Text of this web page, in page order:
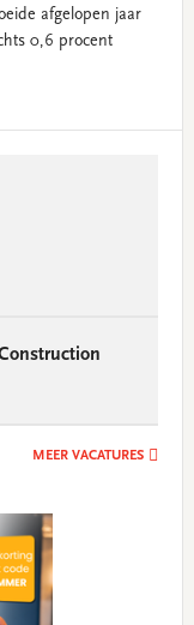
afgelopen jaar
0,6 procent
MEER VACATURES